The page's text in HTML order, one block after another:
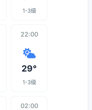
1-3级
22:00
29°
1-3级
02:00